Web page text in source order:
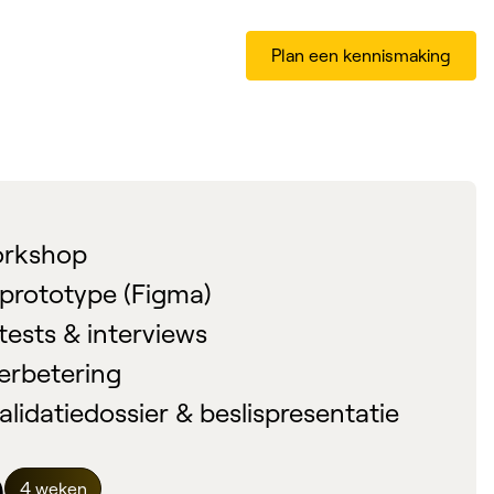
Plan een kennismaking
(Figma)
& interviews
& beslispresentatie
4 weken